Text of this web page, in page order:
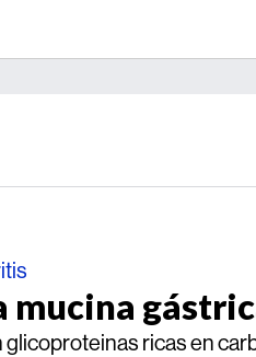
mucina
glicoproteinas ricas en